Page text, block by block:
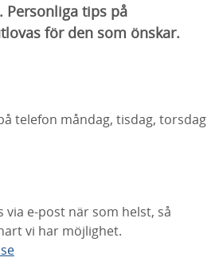
Personliga tips på
för den som önskar.
telefon måndag, tisdag, torsdag
via e-post när som helst, så
vi har möjlighet.